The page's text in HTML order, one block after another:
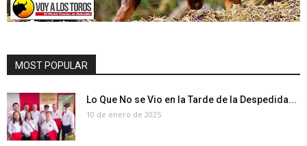
MOST POPULAR
Lo Que No se Vio en la Tarde de la Despedida...
10 de enero de 2025